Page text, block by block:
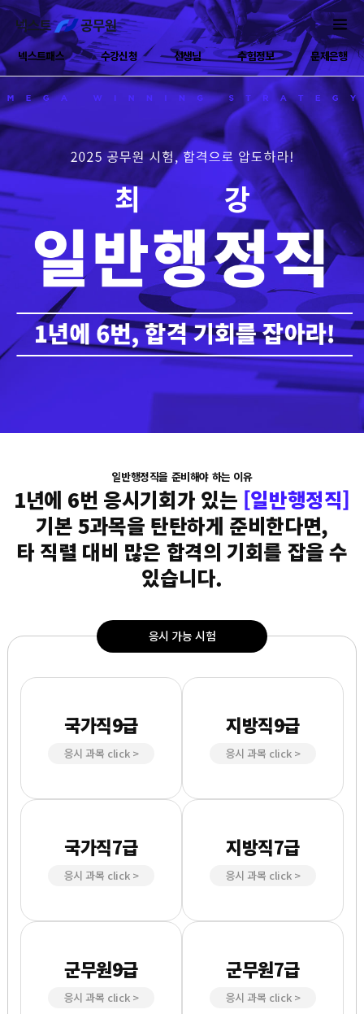
넥스트패스 수강신청 선생님 수험정보 문제은행
일반행정직을 준비해야 하는 이유
1년에 6번 응시기회가 있는 [일반행정직]
기본 5과목을 탄탄하게 준비한다면,
타 직렬 대비 많은 합격의 기회를 잡을 수
있습니다.
응시 가능 시험
국가직9급
응시 과목 click >
국어, 영어, 한국사,
행정학, 행정법
지방직9급
응시 과목 click >
국어, 영어, 한국사,
행정학, 행정법
국가직7급
응시 과목 click >
행정학, 행정법,
지방직7급
응시 과목 click >
행정학, 행정법
군무원9급
응시 과목 click >
국어,
행정학, 행정법
군무원7급
응시 과목 click >
국어, 행정학,
행정법